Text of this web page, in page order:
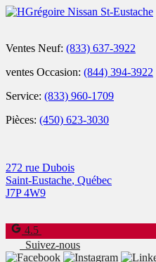
Ventes Neuf: (833) 637-3922
ventes Occasion: (844) 394-3922
Service: (833) 960-1709
Pièces: (450) 623-3030
272 rue Dubois
Saint-Eustache, Québec
J7P 4W9
4.5
Suivez-nous